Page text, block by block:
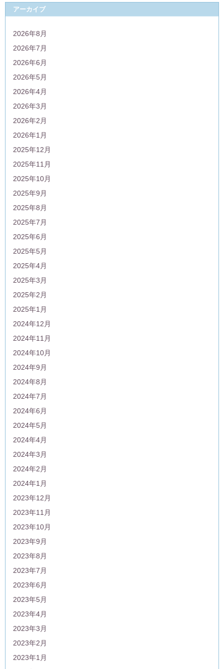
アーカイブ
2026年8月
2026年7月
2026年6月
2026年5月
2026年4月
2026年3月
2026年2月
2026年1月
2025年12月
2025年11月
2025年10月
2025年9月
2025年8月
2025年7月
2025年6月
2025年5月
2025年4月
2025年3月
2025年2月
2025年1月
2024年12月
2024年11月
2024年10月
2024年9月
2024年8月
2024年7月
2024年6月
2024年5月
2024年4月
2024年3月
2024年2月
2024年1月
2023年12月
2023年11月
2023年10月
2023年9月
2023年8月
2023年7月
2023年6月
2023年5月
2023年4月
2023年3月
2023年2月
2023年1月